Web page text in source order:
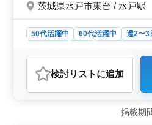
茨城県水戸市東台 / 水戸駅
50代活躍中 60代活躍中 週2〜3
アルバイト
おすすめポイント
＜経験者を積極募集・中高年
経験者を歓迎し、中高年の活躍
務経験2年以上が必要で、科目
検討リスト に追加
掲載期